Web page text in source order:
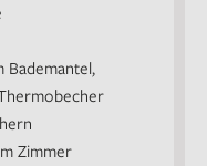
Bademantel,
Zimmer